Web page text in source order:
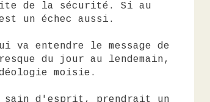
de la sécurité. Si au
un échec aussi.
va entendre le message de
du jour au lendemain,
moisie.
sain d'esprit, prendrait un